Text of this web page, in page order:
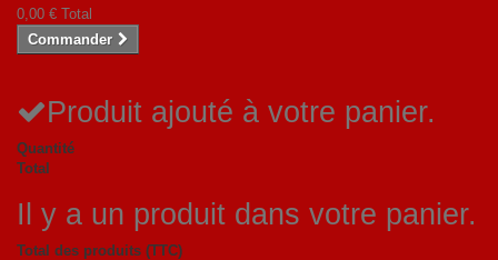
0,00 € Total
Commander
Produit ajouté à votre panier.
Quantité
Total
Il y a un produit dans votre panier.
Total des produits (TTC)